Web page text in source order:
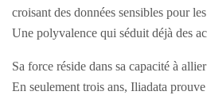
croisant des données sensibles pour
Une polyvalence qui séduit déjà des
Sa force réside dans sa capacité à
En seulement trois ans, Iliadata